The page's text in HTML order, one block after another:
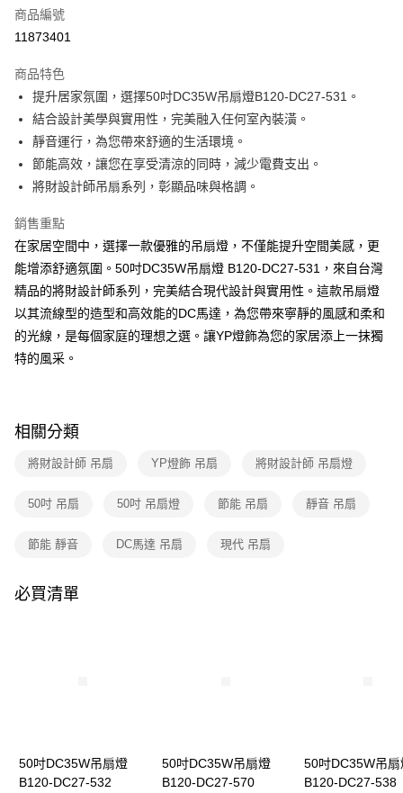
LINE Pay
街口支付
悠遊付
Google Pay
全盈+PAY
AFTEE先享後付
相關說明
【關於「AFTEE先享後付」】
AFTEE先享後付是「在收到商品之後才付款」的支付方式。 讓您購物簡單
便利好安心！
１．簡單：不需註冊會員、不需綁卡、不需儲值。
２．便利：只要手機號碼，簡訊認證，即可結帳。
２．訂單成立數日內，您將收到繳費通知簡訊。
ATM／網路銀行／等多元方式進行付款，方視為交易完成。
後付繳納相關費用。
是否繳費成功／繳費後需取消欲退款等相關疑問，請聯繫「AFTEE先享後付
【注意事項】
請求用戶進行身份認證。
５．嚴禁一人註冊多個帳號或使用他人資訊註冊。若發現惡意使用之情形，
新竹貨運宅配
商品編號
11873401
商品特色
提升居家氛圍，選擇50吋DC35W吊扇燈B120-DC27-531。
結合設計美學與實用性，完美融入任何室內裝潢。
靜音運行，為您帶來舒適的生活環境。
節能高效，讓您在享受清涼的同時，減少電費支出。
將財設計師吊扇系列，彰顯品味與格調。
銷售重點
在家居空間中，選擇一款優雅的吊扇燈，不僅能提升空間美感，更
能增添舒適氛圍。50吋DC35W吊扇燈 B120-DC27-531，來自台灣
精品的將財設計師系列，完美結合現代設計與實用性。這款吊扇燈
以其流線型的造型和高效能的DC馬達，為您帶來寧靜的風感和柔和
的光線，是每個家庭的理想之選。讓YP燈飾為您的家居添上一抹獨
特的風采。
相關分類
將財設計師 吊扇 YP燈飾 吊扇 將財設計師 吊扇燈
50吋 吊扇 50吋 吊扇燈 節能 吊扇 靜音 吊扇
節能 靜音 DC馬達 吊扇 現代 吊扇
必買清單
50吋DC35W吊扇燈
B120-DC27-532
50吋DC35W吊扇燈
B120-DC27-570
50吋DC35W吊扇
B120-DC27-538